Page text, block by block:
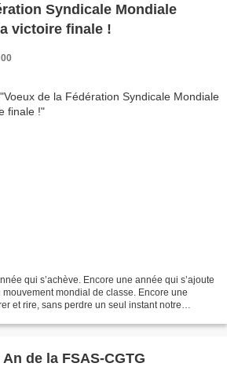
Syndicale Mondiale
victoire finale !
qui s’achève. Encore une année qui s’ajoute
mouvement mondial de classe. Encore une
et rire, sans perdre un seul instant notre
de la FSAS-CGTG